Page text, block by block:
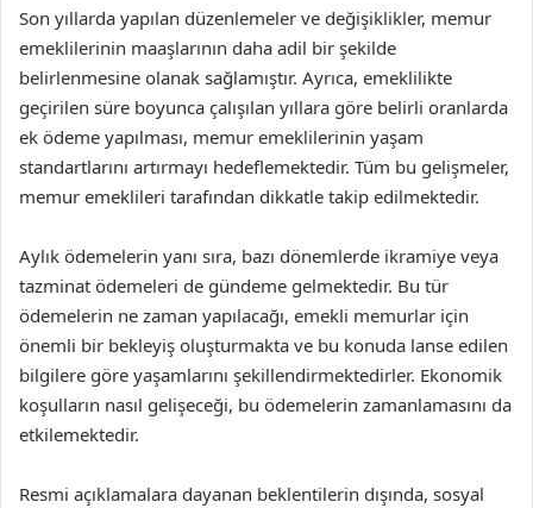
Son yıllarda yapılan düzenlemeler ve değişiklikler, memur
emeklilerinin maaşlarının daha adil bir şekilde
belirlenmesine olanak sağlamıştır. Ayrıca, emeklilikte
geçirilen süre boyunca çalışılan yıllara göre belirli oranlarda
ek ödeme yapılması, memur emeklilerinin yaşam
standartlarını artırmayı hedeflemektedir. Tüm bu gelişmeler,
memur emeklileri tarafından dikkatle takip edilmektedir.
Aylık ödemelerin yanı sıra, bazı dönemlerde ikramiye veya
tazminat ödemeleri de gündeme gelmektedir. Bu tür
ödemelerin ne zaman yapılacağı, emekli memurlar için
önemli bir bekleyiş oluşturmakta ve bu konuda lanse edilen
bilgilere göre yaşamlarını şekillendirmektedirler. Ekonomik
koşulların nasıl gelişeceği, bu ödemelerin zamanlamasını da
etkilemektedir.
Resmi açıklamalara dayanan beklentilerin dışında, sosyal